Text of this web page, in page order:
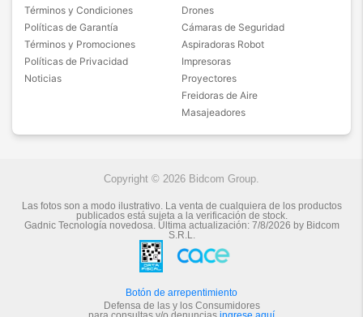
Términos y Condiciones
Políticas de Garantía
Términos y Promociones
Políticas de Privacidad
Noticias
Drones
Cámaras de Seguridad
Aspiradoras Robot
Impresoras
Proyectores
Freidoras de Aire
Masajeadores
Copyright © 2026 Bidcom Group.
Las fotos son a modo ilustrativo. La venta de cualquiera de los productos
publicados está sujeta a la verificación de stock.
Gadnic Tecnología novedosa. Última actualización: 7/8/2026 by Bidcom
S.R.L.
Botón de arrepentimiento
Defensa de las y los Consumidores